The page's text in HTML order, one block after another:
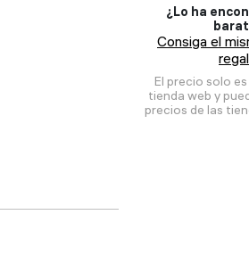
¿Lo ha
Consiga el
El precio solo
tienda web y
precios de las